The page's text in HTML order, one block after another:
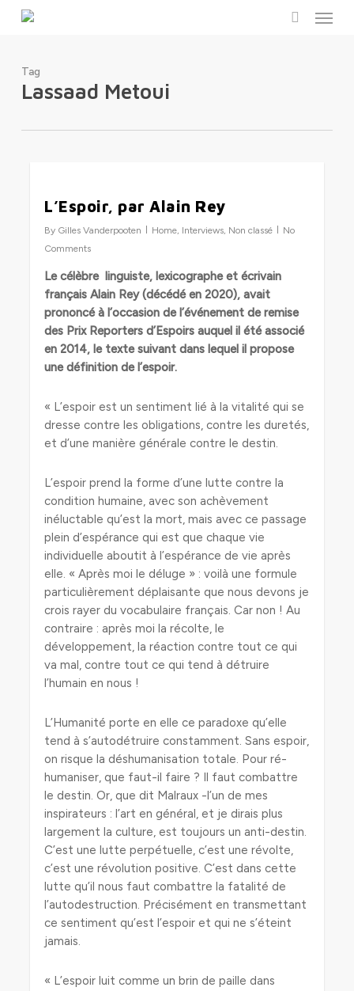
Menu
Tag
Lassaad Metoui
L’Espoir, par Alain Rey
By Gilles Vanderpooten Home, Interviews, Non classé
No
Comments
Le célèbre linguiste, lexicographe et écrivain
français Alain Rey (décédé en 2020), avait
prononcé à l’occasion de l’événement de remise
des Prix Reporters d’Espoirs auquel il été associé
en 2014, le texte suivant dans lequel il propose
une définition de l’espoir.
« L’espoir est un sentiment lié à la vitalité qui se
dresse contre les obligations, contre les duretés,
et d’une manière générale contre le destin.
L’espoir prend la forme d’une lutte contre la
condition humaine, avec son achèvement
inéluctable qu’est la mort, mais avec ce passage
plein d’espérance qui est que chaque vie
individuelle aboutit à l’espérance de vie après
elle. « Après moi le déluge » : voilà une formule
particulièrement déplaisante que nous devons je
crois rayer du vocabulaire français. Car non ! Au
contraire : après moi la récolte, le
développement, la réaction contre tout ce qui
va mal, contre tout ce qui tend à détruire
l’humain en nous !
L’Humanité porte en elle ce paradoxe qu’elle
tend à s’autodétruire constamment. Sans espoir,
on risque la déshumanisation totale. Pour ré-
humaniser, que faut-il faire ? Il faut combattre
le destin. Or, que dit Malraux -l’un de mes
inspirateurs : l’art en général, et je dirais plus
largement la culture, est toujours un anti-destin.
C’est une lutte perpétuelle, c’est une révolte,
c’est une révolution positive. C’est dans cette
lutte qu’il nous faut combattre la fatalité de
l’autodestruction. Précisément en transmettant
ce sentiment qu’est l’espoir et qui ne s’éteint
jamais.
« L’espoir luit comme un brin de paille dans